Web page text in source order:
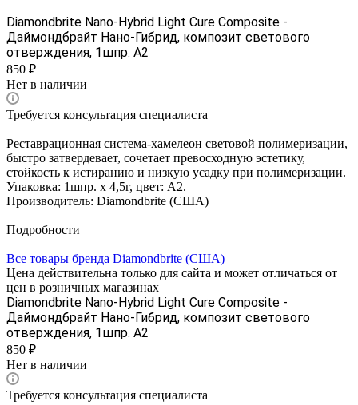
Diamondbrite Nano-Hybrid Light Cure Composite -
Даймондбрайт Нано-Гибрид, композит светового
отверждения, 1шпр. A2
850 ₽
Нет в наличии
Требуется консультация специалиста
Реставрационная система-хамелеон световой полимеризации,
быстро затвердевает, сочетает превосходную эстетику,
стойкость к истиранию и низкую усадку при полимеризации.
Упаковка: 1шпр. х 4,5г, цвет: A2.
Производитель: Diamondbrite (США)
Подробности
Все товары бренда Diamondbrite (США)
Цена действительна только для сайта и может отличаться от
цен в розничных магазинах
Diamondbrite Nano-Hybrid Light Cure Composite -
Даймондбрайт Нано-Гибрид, композит светового
отверждения, 1шпр. A2
850 ₽
Нет в наличии
Требуется консультация специалиста